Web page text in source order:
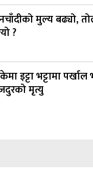
मुल्य बढ्यो,
?
इट्टा भट्टामा
मृत्यु